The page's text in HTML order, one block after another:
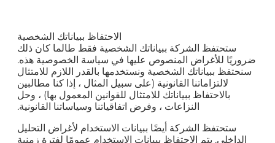
الاحتفاظ ببياناتك الشخصية
ستحتفظ الشركة ببياناتك الشخصية فقط طالما كان ذلك
ضروريًا للأغراض المنصوص عليها في سياسة الخصوصية هذه.
سنحتفظ ببياناتك الشخصية ونستخدمها بالقدر اللازم للامتثال
لالتزاماتنا القانونية (على سبيل المثال ، إذا كنا مطالبين
بالاحتفاظ ببياناتك للامتثال للقوانين المعمول بها) ، وحل
النزاعات ، وفرض اتفاقياتنا وسياساتنا القانونية.
ستحتفظ الشركة أيضًا ببيانات الاستخدام لأغراض التحليل
الداخلي. يتم الاحتفاظ ببيانات الاستخدام عمومًا لفترة زمنية